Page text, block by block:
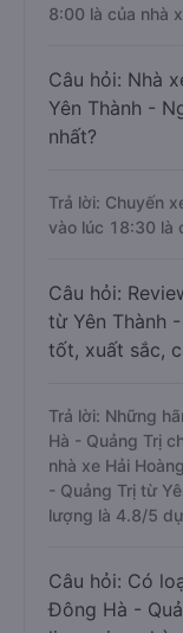
8:00 là của nhà
Câu hỏi: Nhà
Yên Thành -
nhất?
Trả lời: Chuyến
vào lúc 18:30 là
Câu hỏi:
từ Yên Thành
tốt, xuất sắc,
Trả lời: Những
Hà - Quảng Trị
nhà xe Hải
- Quảng Trị từ
lượng là 4.8/5
Câu hỏi: Có
Đông Hà -